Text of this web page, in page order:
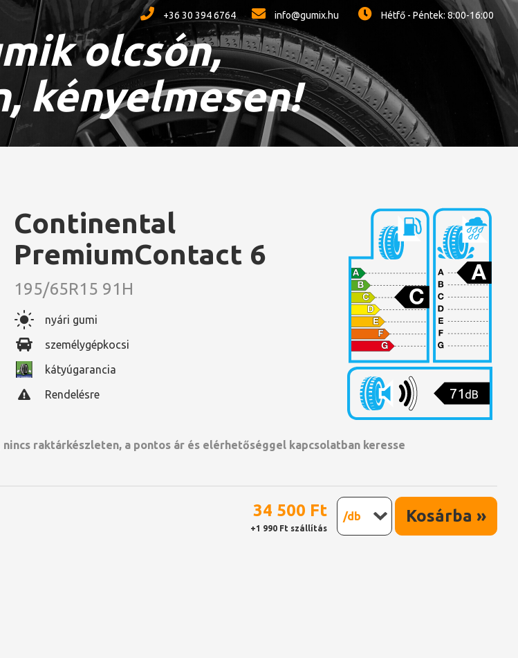
+36 30 394 6764 info@gumix.hu Hétfő - Péntek: 8:00-16:00
olcsón,
kényelmesen!
Continental
PremiumContact 6
195/65R15 91H
nyári gumi
személygépkocsi
kátyúgarancia
Rendelésre
71 dB
raktárkészleten, a pontos ár és elérhetőséggel kapcsolatban keresse
34 500 Ft
+1 990 Ft szállítás
/db Kosárba »